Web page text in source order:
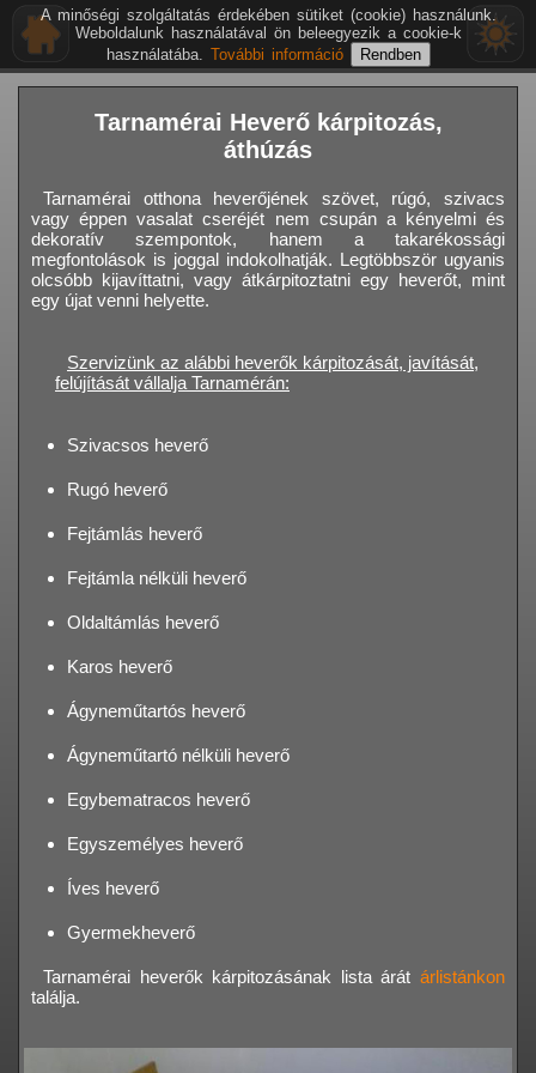
Tarnamérai Heverő kárpitozás,
áthúzás
Tarnamérai otthona heverőjének szövet, rúgó, szivacs
vagy éppen vasalat cseréjét nem csupán a kényelmi és
dekoratív szempontok, hanem a takarékossági
megfontolások is joggal indokolhatják. Legtöbbször ugyanis
olcsóbb kijavíttatni, vagy átkárpitoztatni egy heverőt, mint
egy újat venni helyette.
Szervizünk az alábbi heverők kárpitozását, javítását,
felújítását vállalja Tarnamérán:
Szivacsos heverő
Rugó heverő
Fejtámlás heverő
Fejtámla nélküli heverő
Oldaltámlás heverő
Karos heverő
Ágyneműtartós heverő
Ágyneműtartó nélküli heverő
Egybematracos heverő
Egyszemélyes heverő
Íves heverő
Gyermekheverő
Tarnamérai heverők kárpitozásának lista árát árlistánkon
találja.
A minőségi szolgáltatás érdekében sütiket (cookie) használunk.
Weboldalunk használatával ön beleegyezik a cookie-k
használatába. További információ